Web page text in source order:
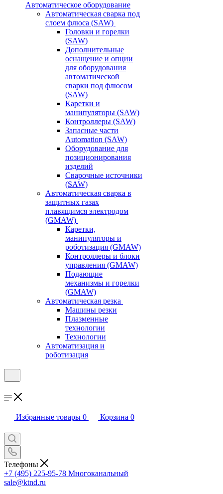
Автоматическое оборудование
Автоматическая сварка под
слоем флюса (SAW)
Головки и горелки
(SAW)
Дополнительные
оснащение и опции
для оборудования
автоматической
сварки под флюсом
(SAW)
Каретки и
манипуляторы (SAW)
Контроллеры (SAW)
Запасные части
Automation (SAW)
Оборудование для
позиционирования
изделий
Сварочные источники
(SAW)
Автоматическая сварка в
защитных газах
плавящимся электродом
(GMAW)
Каретки,
манипуляторы и
роботизация (GMAW)
Контроллеры и блоки
управления (GMAW)
Подающие
механизмы и горелки
(GMAW)
Автоматическая резка
Машины резки
Плазменные
технологии
Технологии
Автоматизация и
роботизация
Избранные товары 0 Корзина 0
Телефоны
+7 (495) 225-95-78 Многоканальный
sale@ktnd.ru